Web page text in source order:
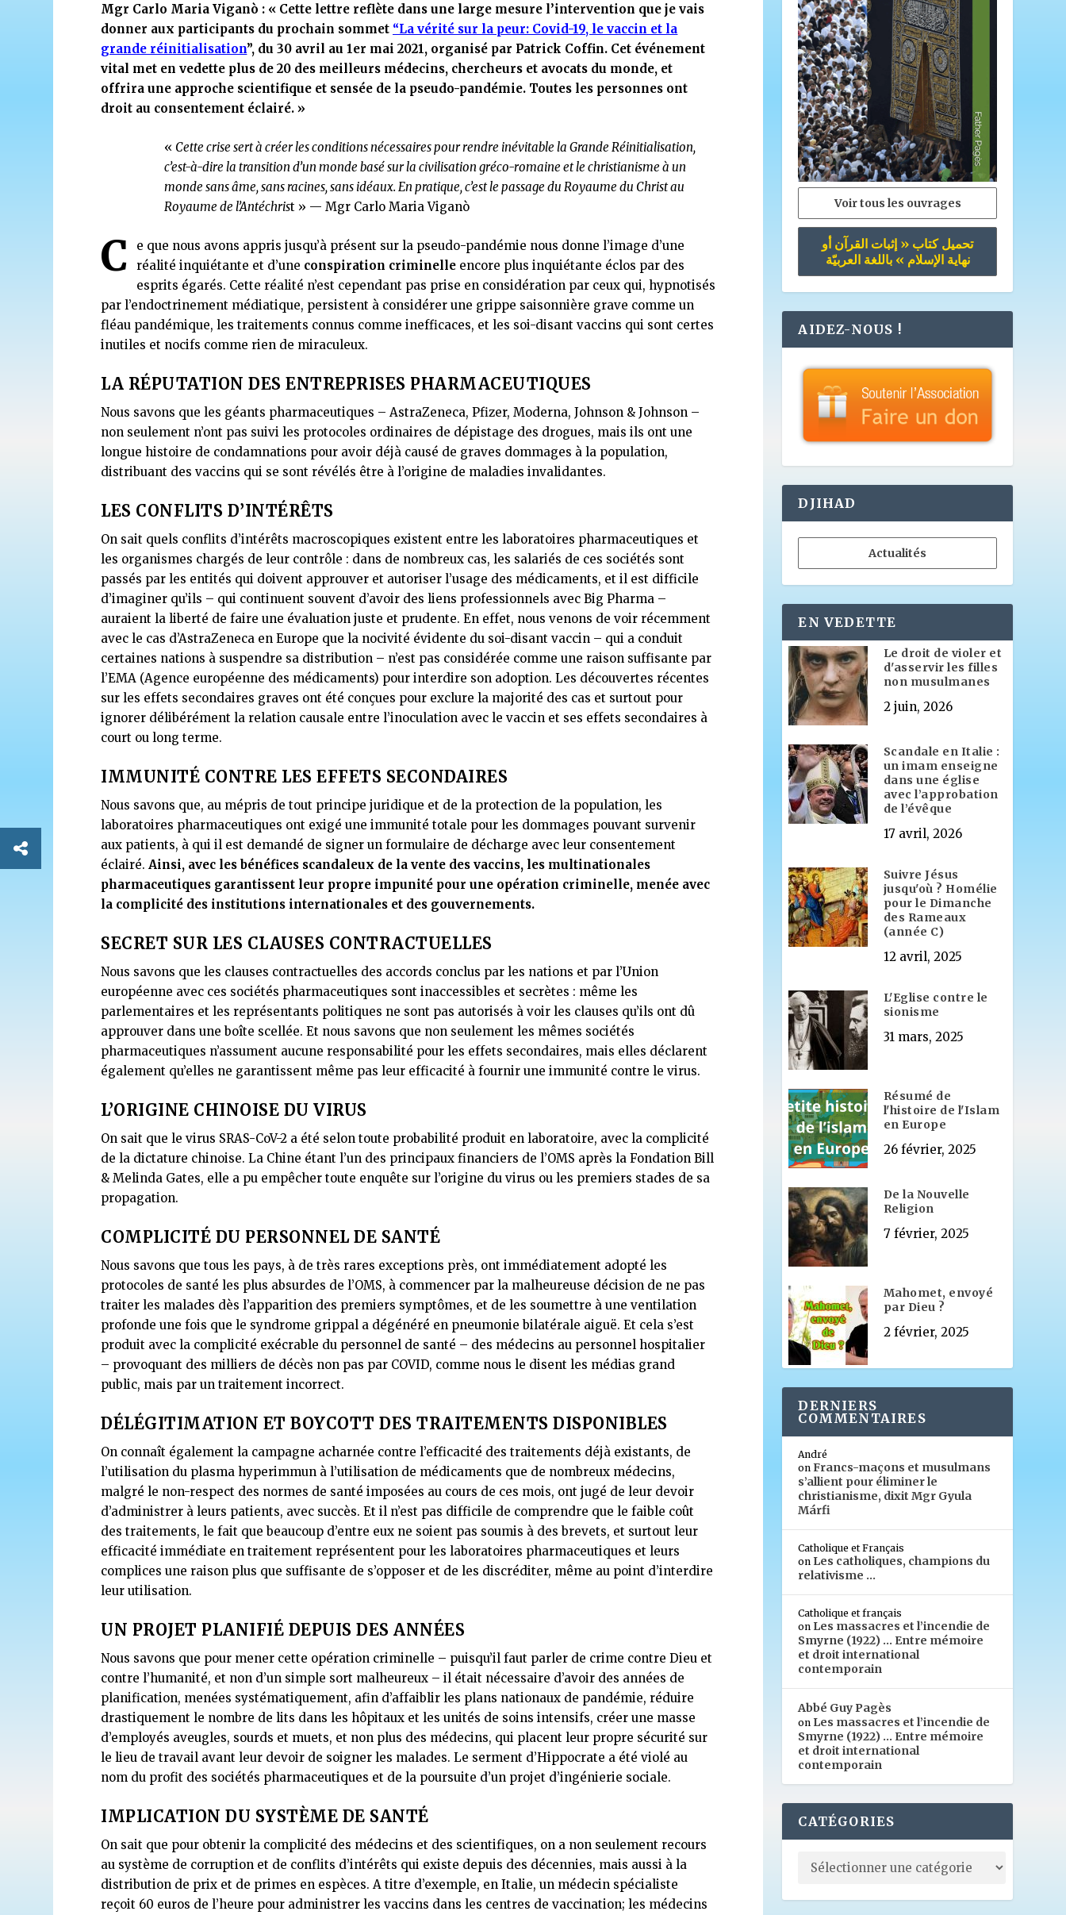
Mgr Carlo Maria Viganò : « Cette lettre reflète dans une large mesure l’intervention que je vais
donner aux participants du prochain sommet “La vérité sur la peur: Covid-19, le vaccin et la
grande réinitialisation”, du 30 avril au 1er mai 2021, organisé par Patrick Coffin. Cet événement
vital met en vedette plus de 20 des meilleurs médecins, chercheurs et avocats du monde, et
offrira une approche scientifique et sensée de la pseudo-pandémie. Toutes les personnes ont
droit au consentement éclairé. »
« Cette crise sert à créer les conditions nécessaires pour rendre inévitable la Grande Réinitialisation,
c’est-à-dire la transition d’un monde basé sur la civilisation gréco-romaine et le christianisme à un
monde sans âme, sans racines, sans idéaux. En pratique, c’est le passage du Royaume du Christ au
Royaume de l’Antéchrist » — Mgr Carlo Maria Viganò
C
e que nous avons appris jusqu’à présent sur la pseudo-pandémie nous donne l’image d’une
réalité inquiétante et d’une conspiration criminelle encore plus inquiétante éclos par des
esprits égarés. Cette réalité n’est cependant pas prise en considération par ceux qui, hypnotisés
par l’endoctrinement médiatique, persistent à considérer une grippe saisonnière grave comme un
fléau pandémique, les traitements connus comme inefficaces, et les soi-disant vaccins qui sont certes
inutiles et nocifs comme rien de miraculeux.
LA RÉPUTATION DES ENTREPRISES PHARMACEUTIQUES
Nous savons que les géants pharmaceutiques – AstraZeneca, Pfizer, Moderna, Johnson & Johnson –
non seulement n’ont pas suivi les protocoles ordinaires de dépistage des drogues, mais ils ont une
longue histoire de condamnations pour avoir déjà causé de graves dommages à la population,
distribuant des vaccins qui se sont révélés être à l’origine de maladies invalidantes.
LES CONFLITS D’INTÉRÊTS
On sait quels conflits d’intérêts macroscopiques existent entre les laboratoires pharmaceutiques et
les organismes chargés de leur contrôle : dans de nombreux cas, les salariés de ces sociétés sont
passés par les entités qui doivent approuver et autoriser l’usage des médicaments, et il est difficile
d’imaginer qu’ils – qui continuent souvent d’avoir des liens professionnels avec Big Pharma –
auraient la liberté de faire une évaluation juste et prudente. En effet, nous venons de voir récemment
avec le cas d’AstraZeneca en Europe que la nocivité évidente du soi-disant vaccin – qui a conduit
certaines nations à suspendre sa distribution – n’est pas considérée comme une raison suffisante par
l’EMA (Agence européenne des médicaments) pour interdire son adoption. Les découvertes récentes
sur les effets secondaires graves ont été conçues pour exclure la majorité des cas et surtout pour
ignorer délibérément la relation causale entre l’inoculation avec le vaccin et ses effets secondaires à
court ou long terme.
IMMUNITÉ CONTRE LES EFFETS SECONDAIRES
Nous savons que, au mépris de tout principe juridique et de la protection de la population, les
laboratoires pharmaceutiques ont exigé une immunité totale pour les dommages pouvant survenir
aux patients, à qui il est demandé de signer un formulaire de décharge avec leur consentement
éclairé. Ainsi, avec les bénéfices scandaleux de la vente des vaccins, les multinationales
pharmaceutiques garantissent leur propre impunité pour une opération criminelle, menée avec
la complicité des institutions internationales et des gouvernements.
SECRET SUR LES CLAUSES CONTRACTUELLES
Nous savons que les clauses contractuelles des accords conclus par les nations et par l’Union
européenne avec ces sociétés pharmaceutiques sont inaccessibles et secrètes : même les
parlementaires et les représentants politiques ne sont pas autorisés à voir les clauses qu’ils ont dû
approuver dans une boîte scellée. Et nous savons que non seulement les mêmes sociétés
pharmaceutiques n’assument aucune responsabilité pour les effets secondaires, mais elles déclarent
également qu’elles ne garantissent même pas leur efficacité à fournir une immunité contre le virus.
L’ORIGINE CHINOISE DU VIRUS
On sait que le virus SRAS-CoV-2 a été selon toute probabilité produit en laboratoire, avec la complicité
de la dictature chinoise. La Chine étant l’un des principaux financiers de l’OMS après la Fondation Bill
& Melinda Gates, elle a pu empêcher toute enquête sur l’origine du virus ou les premiers stades de sa
propagation.
COMPLICITÉ DU PERSONNEL DE SANTÉ
Nous savons que tous les pays, à de très rares exceptions près, ont immédiatement adopté les
protocoles de santé les plus absurdes de l’OMS, à commencer par la malheureuse décision de ne pas
traiter les malades dès l’apparition des premiers symptômes, et de les soumettre à une ventilation
profonde une fois que le syndrome grippal a dégénéré en pneumonie bilatérale aiguë. Et cela s’est
produit avec la complicité exécrable du personnel de santé – des médecins au personnel hospitalier
– provoquant des milliers de décès non pas par COVID, comme nous le disent les médias grand
public, mais par un traitement incorrect.
DÉLÉGITIMATION ET BOYCOTT DES TRAITEMENTS DISPONIBLES
On connaît également la campagne acharnée contre l’efficacité des traitements déjà existants, de
l’utilisation du plasma hyperimmun à l’utilisation de médicaments que de nombreux médecins,
malgré le non-respect des normes de santé imposées au cours de ces mois, ont jugé de leur devoir
d’administrer à leurs patients, avec succès. Et il n’est pas difficile de comprendre que le faible coût
des traitements, le fait que beaucoup d’entre eux ne soient pas soumis à des brevets, et surtout leur
efficacité immédiate en traitement représentent pour les laboratoires pharmaceutiques et leurs
complices une raison plus que suffisante de s’opposer et de les discréditer, même au point d’interdire
leur utilisation.
UN PROJET PLANIFIÉ DEPUIS DES ANNÉES
Nous savons que pour mener cette opération criminelle – puisqu’il faut parler de crime contre Dieu et
contre l’humanité, et non d’un simple sort malheureux – il était nécessaire d’avoir des années de
planification, menées systématiquement, afin d’affaiblir les plans nationaux de pandémie, réduire
drastiquement le nombre de lits dans les hôpitaux et les unités de soins intensifs, créer une masse
d’employés aveugles, sourds et muets, et non plus des médecins, qui placent leur propre sécurité sur
le lieu de travail avant leur devoir de soigner les malades. Le serment d’Hippocrate a été violé au
nom du profit des sociétés pharmaceutiques et de la poursuite d’un projet d’ingénierie sociale.
IMPLICATION DU SYSTÈME DE SANTÉ
On sait que pour obtenir la complicité des médecins et des scientifiques, on a non seulement recours
au système de corruption et de conflits d’intérêts qui existe depuis des décennies, mais aussi à la
distribution de prix et de primes en espèces. A titre d’exemple, en Italie, un médecin spécialiste
reçoit 60 euros de l’heure pour administrer les vaccins dans les centres de vaccination; les médecins
Voir tous les ouvrages
تحميل كتاب « إثبات القرآن أو
نهاية الإسلام » باللغة العربيّة
AIDEZ-NOUS !
DJIHAD
Actualités
EN VEDETTE
Le droit de violer et
d'asservir les filles
non musulmanes
2 juin, 2026
Scandale en Italie :
un imam enseigne
dans une église
avec l’approbation
de l’évêque
17 avril, 2026
Suivre Jésus
jusqu'où ? Homélie
pour le Dimanche
des Rameaux
(année C)
12 avril, 2025
L'Eglise contre le
sionisme
31 mars, 2025
Résumé de
l'histoire de l'Islam
en Europe
26 février, 2025
De la Nouvelle
Religion
7 février, 2025
Mahomet, envoyé
par Dieu ?
2 février, 2025
DERNIERS
COMMENTAIRES
André
onFrancs-maçons et musulmans
s’allient pour éliminer le
christianisme, dixit Mgr Gyula
Márfi
Catholique et Français
on Les catholiques, champions du
relativisme …
Catholique et français
on Les massacres et l’incendie de
Smyrne (1922) … Entre mémoire
et droit international
contemporain
Abbé Guy Pagès
on Les massacres et l’incendie de
Smyrne (1922) … Entre mémoire
et droit international
contemporain
CATÉGORIES